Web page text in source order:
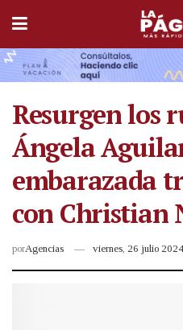
Resurgen los
Ángela
embarazada
con Christian
porAgencias viernes, 26 julio